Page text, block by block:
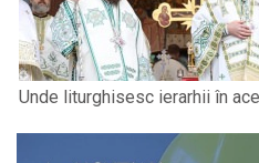
Unde liturghisesc ierarhii în